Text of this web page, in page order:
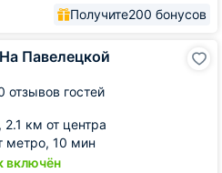
Получите200 бонусов
Павелецкой
отзывов гостей
2.1 км от центра
метро, 10 мин
включён